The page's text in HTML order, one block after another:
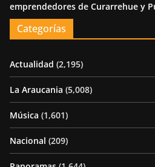
emprendedores de Curarrehue y
Categorías
Actualidad (2,195)
La Araucania (5,008)
Música (1,601)
Nacional (209)